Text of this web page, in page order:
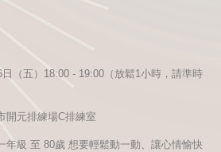
日（五）18:00 - 19:00（放鬆1小時，請準時
開元排練場C排練室
年級 至 80歲 想要輕鬆動一動、讓心情愉快